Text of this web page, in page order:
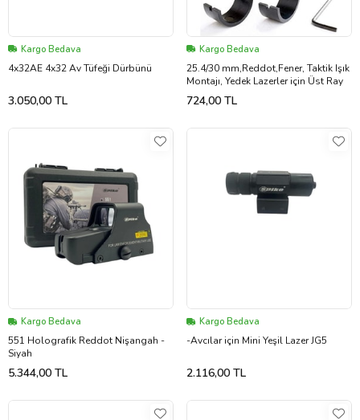
Kargo Bedava
4x32AE 4x32 Av Tüfeği Dürbünü
3.050,00 TL
Kargo Bedava
25.4/30 mm,Reddot,Fener, Taktik Işık
Montajı, Yedek Lazerler için Üst Ray
724,00 TL
Kargo Bedava
551 Holografik Reddot Nişangah -
Siyah
5.344,00 TL
Kargo Bedava
-Avcılar için Mini Yeşil Lazer JG5
2.116,00 TL